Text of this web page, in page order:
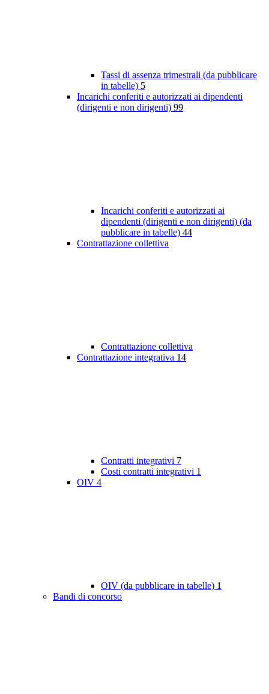
Tassi di assenza trimestrali (da pubblicare
in tabelle) 5
Incarichi conferiti e autorizzati ai dipendenti
(dirigenti e non dirigenti) 99
Incarichi conferiti e autorizzati ai
dipendenti (dirigenti e non dirigenti) (da
pubblicare in tabelle) 44
Contrattazione collettiva
Contrattazione collettiva
Contrattazione integrativa 14
Contratti integrativi 7
Costi contratti integrativi 1
OIV 4
OIV (da pubblicare in tabelle) 1
Bandi di concorso